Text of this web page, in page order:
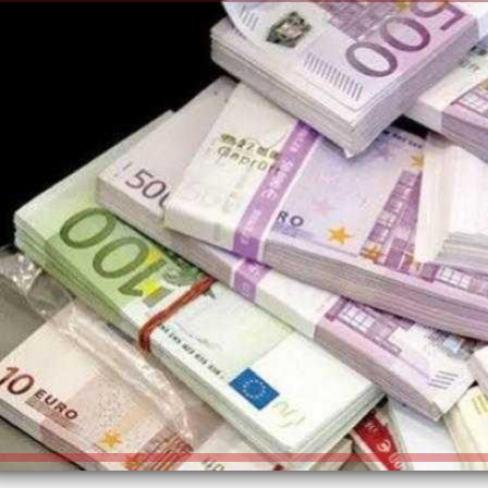
إلهام شرشر تكتب: دي مبقتش كورة..
الكاتبة إلهام شرشر تهنئ الرئيس
السيسي بعيد ميلاده وتُشيد بجهوده
في بناء الدولة